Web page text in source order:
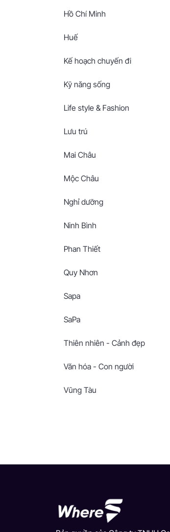
Hồ Chí Minh
Huế
Kế hoạch chuyến đi
Kỹ năng sống
Life style & Fashion
Lưu trú
Mai Châu
Mộc Châu
Nghỉ dưỡng
Ninh Bình
Phan Thiết
Quy Nhơn
Sapa
SaPa
Thiên nhiên - Cảnh đẹp
Văn hóa - Con người
Vũng Tàu